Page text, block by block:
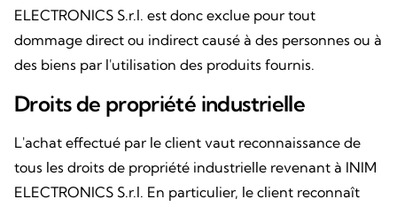
ELECTRONICS S.r.l. est donc exclue pour tout
dommage direct ou indirect causé à des personnes ou à
des biens par l'utilisation des produits fournis.
Droits de propriété industrielle
L'achat effectué par le client vaut reconnaissance de
tous les droits de propriété industrielle revenant à INIM
ELECTRONICS S.r.l. En particulier, le client reconnaît